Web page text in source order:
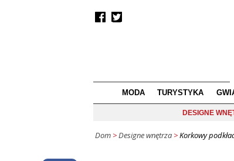
MODA TURYSTYKA
DESIGNE
Dom >Designe wnętrza >Korkowy